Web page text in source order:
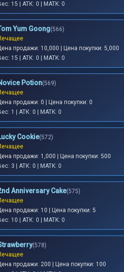
15 | АТК: 0 | MATK: 0
Yum Goong(566)
продажи: 10,000 | Цена покупки: 5,000
15 | АТК: 0 | MATK: 0
Potion(569)
продажи: 0 | Цена покупки: 0
1 | АТК: 0 | MATK: 0
Cookie(572)
продажи: 1,000 | Цена покупки: 500
3 | АТК: 0 | MATK: 0
Anniversary Cake(575)
продажи: 10 | Цена покупки: 5
10 | АТК: 0 | MATK: 0
(578)
продажи: 200 | Цена покупки: 100